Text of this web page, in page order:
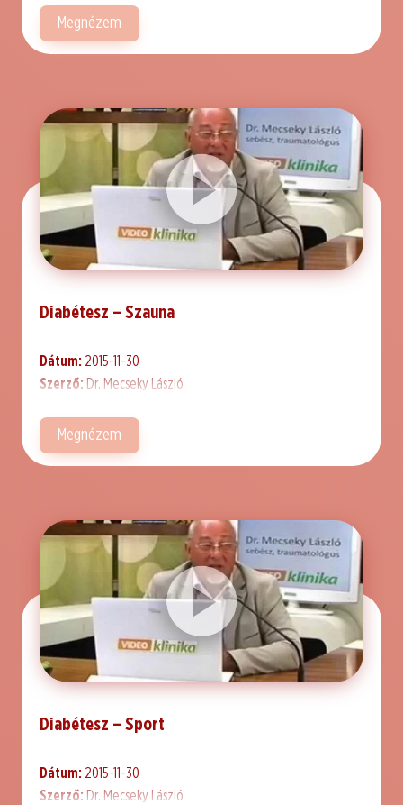
Megnézem
Diabétesz – Szauna
Dátum: 2015-11-30
Szerző: Dr. Mecseky László
Megnézem
Diabétesz – Sport
Dátum: 2015-11-30
Szerző: Dr. Mecseky László